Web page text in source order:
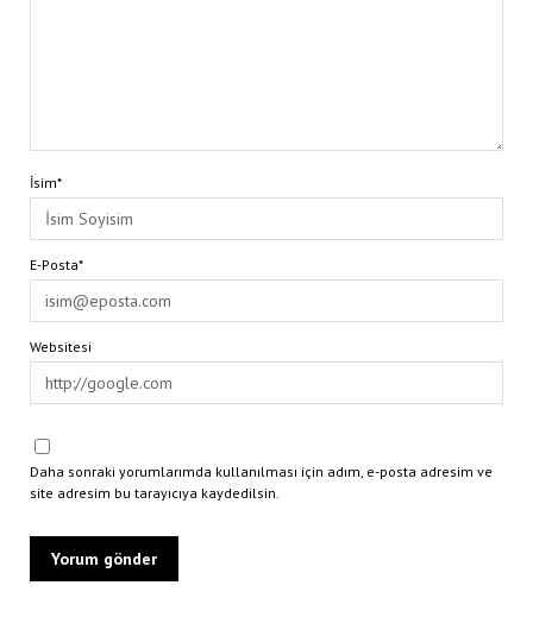
İsim*
E-Posta*
Websitesi
Daha sonraki yorumlarımda kullanılması için adım, e-posta adresim ve
site adresim bu tarayıcıya kaydedilsin.